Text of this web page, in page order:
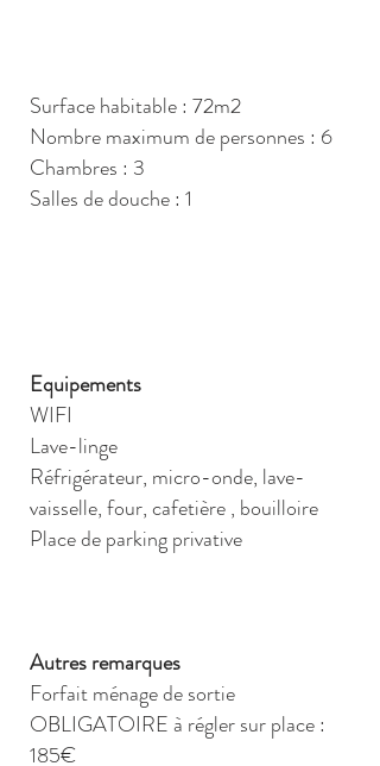
Surface habitable : 72m2
Nombre maximum de personnes : 6
Chambres : 3
Salles de douche : 1
Equipements
WIFI
Lave-linge
Réfrigérateur, micro-onde, lave-
vaisselle, four, cafetière , bouilloire
Place de parking privative
Autres remarques
Forfait ménage de sortie
OBLIGATOIRE à régler sur place :
185€